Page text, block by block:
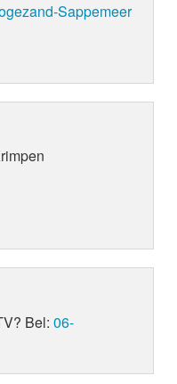
Sappemeer
Bel:06-